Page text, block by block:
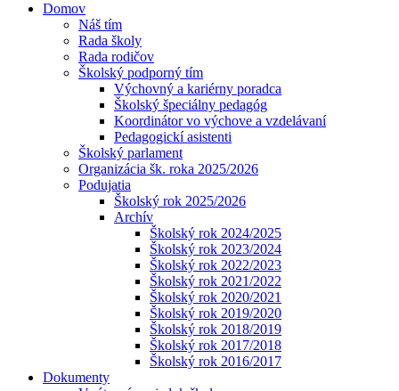
Domov
Náš tím
Rada školy
Rada rodičov
Školský podporný tím
Výchovný a kariérny poradca
Školský špeciálny pedagóg
Koordinátor vo výchove a vzdelávaní
Pedagogickí asistenti
Školský parlament
Organizácia šk. roka 2025/2026
Podujatia
Školský rok 2025/2026
Archív
Školský rok 2024/2025
Školský rok 2023/2024
Školský rok 2022/2023
Školský rok 2021/2022
Školský rok 2020/2021
Školský rok 2019/2020
Školský rok 2018/2019
Školský rok 2017/2018
Školský rok 2016/2017
Dokumenty